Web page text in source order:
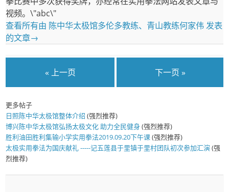
视频。\"abc\"
查看所有由 陈中华太极馆多伦多教练、青山教练何家伟 发表
的文章→
« 上一页 下一页 »
更多帖子
日照陈中华太极馆整体介绍 (强烈推荐)
博兴陈中华太极馆弘扬太极文化 助力全民健身 (强烈推荐)
胜利油田胜利集输小学实用拳法2019.09.20下午课(强烈推荐)
太极实用拳法为国庆献礼 -----记五莲县于里镇于里村团队初次参加汇演 (强
烈推荐)